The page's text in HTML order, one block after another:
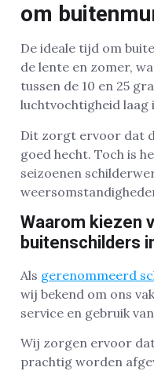
om
De ideale tijd om
de lente en zomer,
tussen de 10 en 25
luchtvochtigheid laag
Dit zorgt ervoor dat
goed hecht. Toch is
seizoenen
Waarom kiezen
buitenschilders
Als gerenommeerd
wij bekend om ons
service en gebruik
Wij zorgen ervoor
prachtig worden